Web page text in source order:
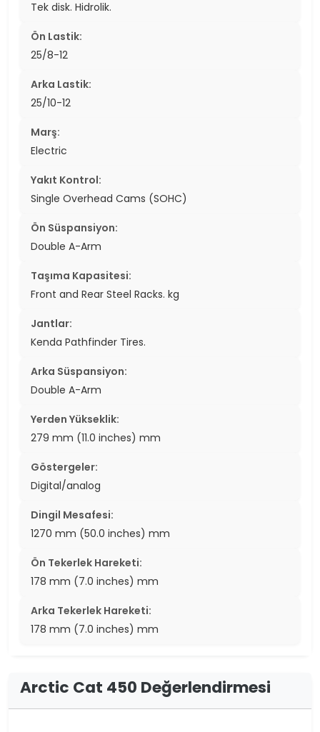
Tek disk. Hidrolik.
Ön Lastik:
25/8-12
Arka Lastik:
25/10-12
Marş:
Electric
Yakıt Kontrol:
Single Overhead Cams (SOHC)
Ön Süspansiyon:
Double A-Arm
Taşıma Kapasitesi:
Front and Rear Steel Racks. kg
Jantlar:
Kenda Pathfinder Tires.
Arka Süspansiyon:
Double A-Arm
Yerden Yükseklik:
279 mm (11.0 inches) mm
Göstergeler:
Digital/analog
Dingil Mesafesi:
1270 mm (50.0 inches) mm
Ön Tekerlek Hareketi:
178 mm (7.0 inches) mm
Arka Tekerlek Hareketi:
178 mm (7.0 inches) mm
Arctic Cat 450 Değerlendirmesi